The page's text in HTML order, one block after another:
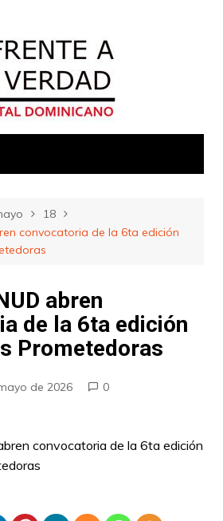
18
convocatoria de la 6ta edición
abren
de la 6ta edición
Prometedoras
de 2026
0